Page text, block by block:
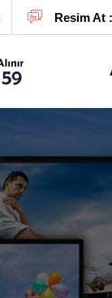
Resim At :